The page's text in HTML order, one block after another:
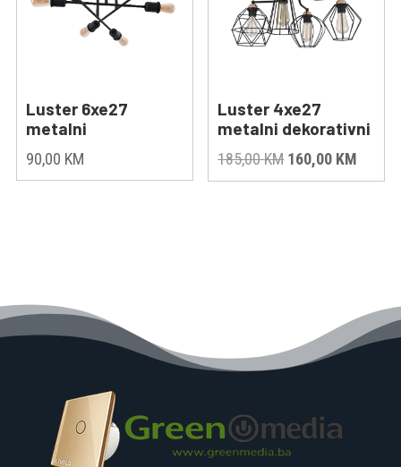
Luster 6xe27
metalni
90,00 KM
Luster 4xe27
metalni dekorativni
185,00KM Original
price
160,00 KM
price